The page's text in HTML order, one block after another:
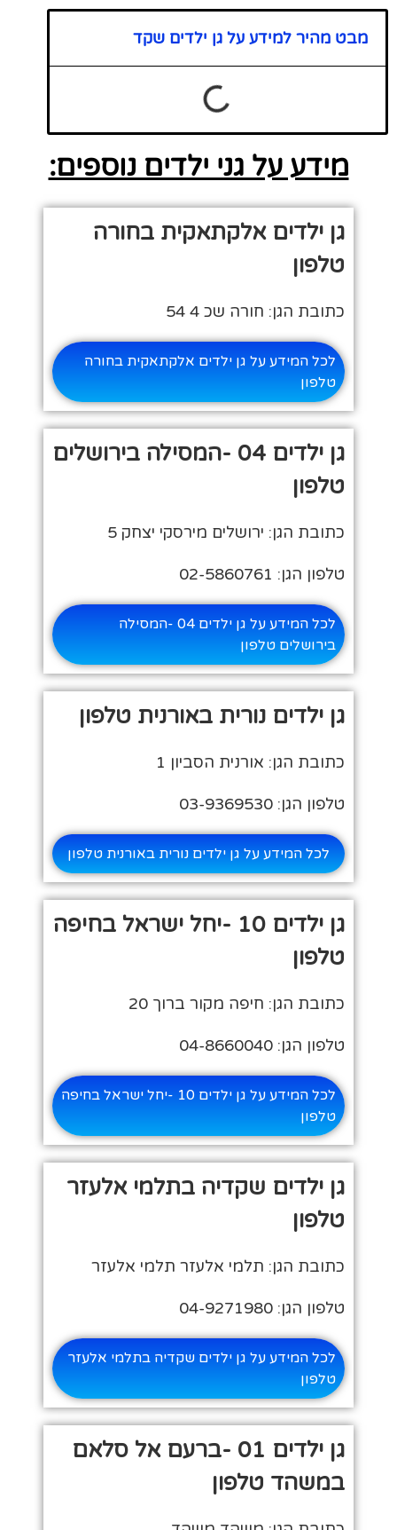
מבט מהיר למידע על גן ילדים שקד
מידע על גני ילדים נוספים:
גן ילדים אלקתאקית בחורה
טלפון
כתובת הגן: חורה שכ 4 54
לכל המידע על גן ילדים אלקתאקית בחורה
טלפון
גן ילדים 04 -המסילה בירושלים
טלפון
כתובת הגן: ירושלים מירסקי יצחק 5
טלפון הגן: 02-5860761
לכל המידע על גן ילדים 04 -המסילה
בירושלים טלפון
גן ילדים נורית באורנית טלפון
כתובת הגן: אורנית הסביון 1
טלפון הגן: 03-9369530
לכל המידע על גן ילדים נורית באורנית טלפון
גן ילדים 10 -יחל ישראל בחיפה
טלפון
כתובת הגן: חיפה מקור ברוך 20
טלפון הגן: 04-8660040
לכל המידע על גן ילדים 10 -יחל ישראל בחיפה
טלפון
גן ילדים שקדיה בתלמי אלעזר
טלפון
כתובת הגן: תלמי אלעזר תלמי אלעזר
טלפון הגן: 04-9271980
לכל המידע על גן ילדים שקדיה בתלמי אלעזר
טלפון
גן ילדים 01 -ברעם אל סלאם
במשהד טלפון